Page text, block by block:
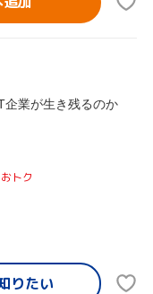
企業が生き残るのか
トク
りたい